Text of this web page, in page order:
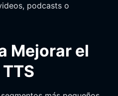
podcasts o
Mejorar el